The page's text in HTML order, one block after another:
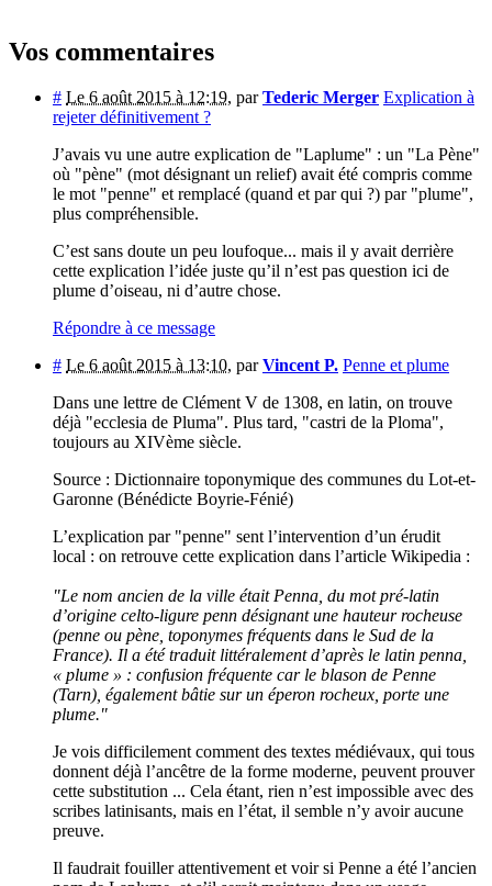
Vos commentaires
# Le 6 août 2015 à 12:19, parTederic Merger Explication à
rejeter définitivement ?
J’avais vu une autre explication de "Laplume" : un "La Pène"
où "pène" (mot désignant un relief) avait été compris comme
le mot "penne" et remplacé (quand et par qui ?) par "plume",
plus compréhensible.
C’est sans doute un peu loufoque... mais il y avait derrière
cette explication l’idée juste qu’il n’est pas question ici de
plume d’oiseau, ni d’autre chose.
Répondre à ce message
# Le 6 août 2015 à 13:10, parVincent P. Penne et plume
Dans une lettre de Clément V de 1308, en latin, on trouve
déjà "ecclesia de Pluma". Plus tard, "castri de la Ploma",
toujours au XIVème siècle.
Source : Dictionnaire toponymique des communes du Lot-et-
Garonne (Bénédicte Boyrie-Fénié)
L’explication par "penne" sent l’intervention d’un érudit
local : on retrouve cette explication dans l’article Wikipedia :
"Le nom ancien de la ville était Penna, du mot pré-latin
d’origine celto-ligure penn désignant une hauteur rocheuse
(penne ou pène, toponymes fréquents dans le Sud de la
France). Il a été traduit littéralement d’après le latin penna,
« plume » : confusion fréquente car le blason de Penne
(Tarn), également bâtie sur un éperon rocheux, porte une
plume."
Je vois difficilement comment des textes médiévaux, qui tous
donnent déjà l’ancêtre de la forme moderne, peuvent prouver
cette substitution ... Cela étant, rien n’est impossible avec des
scribes latinisants, mais en l’état, il semble n’y avoir aucune
preuve.
Il faudrait fouiller attentivement et voir si Penne a été l’ancien